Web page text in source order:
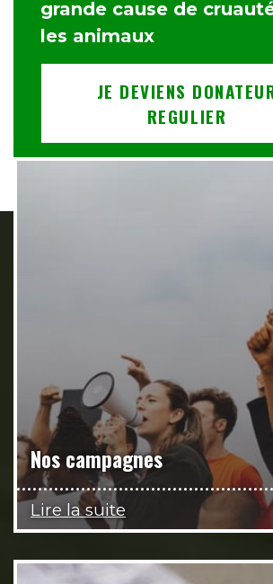
grande cause de
les animaux
JE DEVIENS
REGULIER
Nos campagnes
Lire la suite